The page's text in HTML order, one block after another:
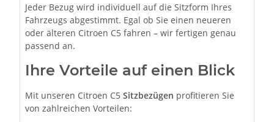
Jeder Bezug wird individuell auf die Sitzform Ihres
Fahrzeugs abgestimmt. Egal ob Sie einen neueren
oder älteren Citroen C5 fahren – wir fertigen genau
passend an.
Ihre Vorteile auf einen Blick
Mit unseren Citroen C5 Sitzbezügen profitieren Sie
von zahlreichen Vorteilen: